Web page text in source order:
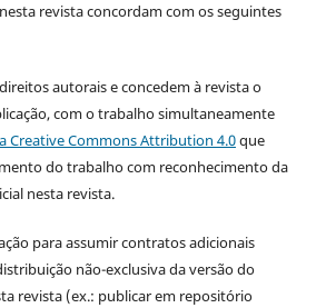
revista concordam com os seguintes
autorais e concedem à revista o
com o trabalho simultaneamente
Creative Commons Attribution 4.0que
do trabalho com reconhecimento da
nesta revista.
para assumir contratos adicionais
não-exclusiva da versão do
revista (ex.: publicar em repositório